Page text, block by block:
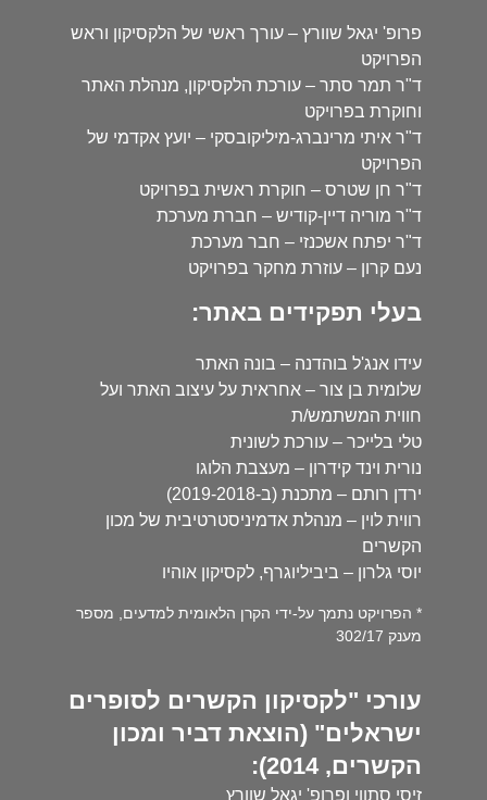
פרופ' יגאל שוורץ – עורך ראשי של הלקסיקון וראש
הפרויקט
ד"ר תמר סתר – עורכת הלקסיקון, מנהלת האתר
וחוקרת בפרויקט
ד"ר איתי מרינברג-מיליקובסקי – יועץ אקדמי של
הפרויקט
ד"ר חן שטרס – חוקרת ראשית בפרויקט
ד"ר מוריה דיין-קודיש – חברת מערכת
ד"ר יפתח אשכנזי – חבר מערכת
נעם קרון – עוזרת מחקר בפרויקט
בעלי תפקידים באתר:
עידו אנג'ל בוהדנה – בונה האתר
שלומית בן צור – אחראית על עיצוב האתר ועל
חווית המשתמש/ת
טלי בלייכר – עורכת לשונית
נורית וינד קידרון – מעצבת הלוגו
ירדן רותם – מתכנת (ב-2019-2018)
רווית לוין – מנהלת אדמיניסטרטיבית של מכון
הקשרים
יוסי גלרון – ביביליוגרף, לקסיקון אוהיו
* הפרויקט נתמך על-ידי הקרן הלאומית למדעים, מספר
מענק 302/17
עורכי "לקסיקון הקשרים לסופרים
ישראלים" (הוצאת דביר ומכון
הקשרים, 2014):
זיסי סתווי ופרופ' יגאל שוורץ